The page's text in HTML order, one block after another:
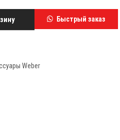
Быстрый заказ
Weber